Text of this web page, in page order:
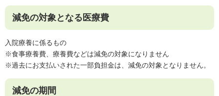
減免の対象となる医療費
入院療養に係るもの
※食事療養費、療養費などは減免の対象になりません
※過去にお支払いされた一部負担金は、減免の対象となりません。
減免の期間